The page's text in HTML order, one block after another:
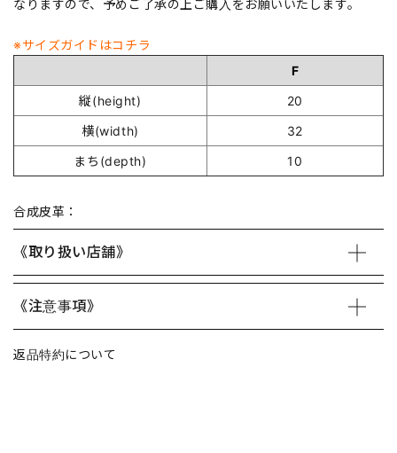
なりますので、予めご了承の上ご購入をお願いいたします。
※サイズガイドはコチラ
F
縦(height)
20
横(width)
32
まち(depth)
10
合成皮革：
《取り扱い店舗》
《注意事項》
返品特約について